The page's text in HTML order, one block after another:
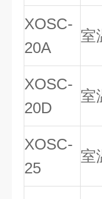
XOSC-
20A
室
XOSC-
20D
室
XOSC-
25
室